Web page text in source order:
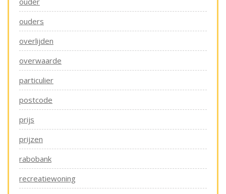
ouders
overlijden
overwaarde
particulier
postcode
prijs
prijzen
rabobank
recreatiewoning